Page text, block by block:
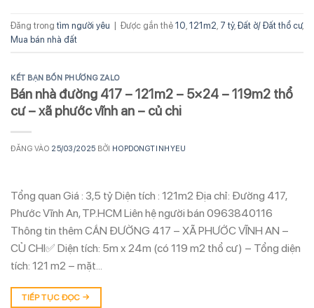
Đăng trong tìm người yêu | Được gắn thẻ 10 121m2 7 tỷ, Đất ở/ Đất thổ cư,
Mua bán nhà đất
KẾT BẠN BỐN PHƯƠNG ZALO
Bán nhà đường 417 – 121m2 – 5×24 – 119m2 thổ
cư – xã phước vĩnh an – củ chi
ĐĂNG VÀO 25/03/2025 BỞI HOPDONGTINHYEU
Tổng quan Giá : 3,5 tỷ Diện tích : 121m2 Địa chỉ: Đường 417,
Phước Vĩnh An, TP.HCM Liên hệ người bán 0963840116
Thông tin thêm CẦN ĐƯỜNG 417 – XÃ PHƯỚC VĨNH AN –
CỦ CHI✅ Diện tích: 5m x 24m (có 119 m2 thổ cư) – Tổng diện
tích: 121 m2 – mặt…
TIẾP TỤC ĐỌC →